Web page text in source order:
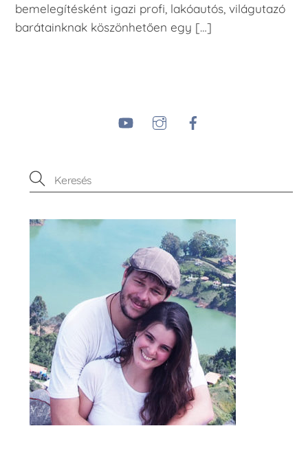
bemelegítésként igazi profi, lakóautós, világutazó
barátainknak köszönhetően egy […]
YouTube Instagram